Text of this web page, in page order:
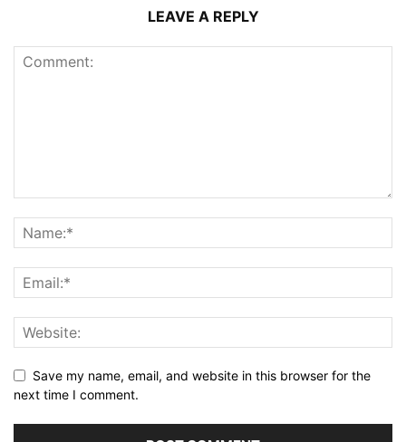
LEAVE A REPLY
Save my name, email, and website in this browser for the
next time I comment.